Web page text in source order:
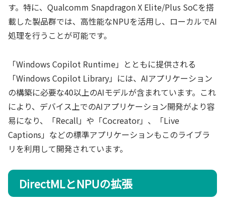
す。特に、Qualcomm Snapdragon X Elite/Plus SoCを搭
載した製品群では、高性能なNPUを活用し、ローカルでAI
処理を行うことが可能です。
「Windows Copilot Runtime」とともに提供される
「Windows Copilot Library」には、AIアプリケーション
の構築に必要な40以上のAIモデルが含まれています。これ
により、デバイス上でのAIアプリケーション開発がより容
易になり、「Recall」や「Cocreator」、「Live
Captions」などの標準アプリケーションもこのライブラ
リを利用して開発されています。
DirectMLとNPUの拡張